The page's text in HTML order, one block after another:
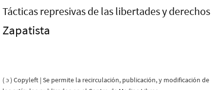
Tácticas represivas de las libertades y derechos
Zapatista
( ɔ ) Copyleft | Se permite la recirculación, publicación, y modificación de